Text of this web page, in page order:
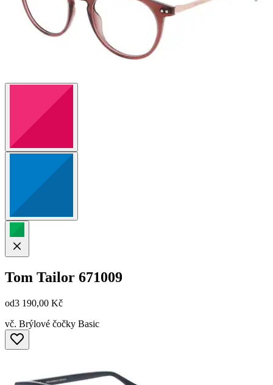
Tom Tailor 671009
od3 190,00 Kč
vč. Brýlové čočky Basic